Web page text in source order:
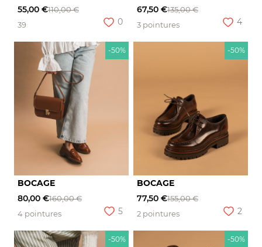
55,00 €110,00 €
39
0
67,50 €135,00 €
3 pointures
4
-50%
BOCAGE
80,00 €160,00 €
4 pointures
5
-50%
BOCAGE
77,50 €155,00 €
2 pointures
2
-50% -50%